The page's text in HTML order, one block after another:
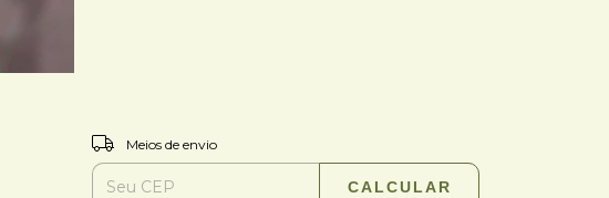
Entregas para o CEP:
Meios de envio
CALCULAR